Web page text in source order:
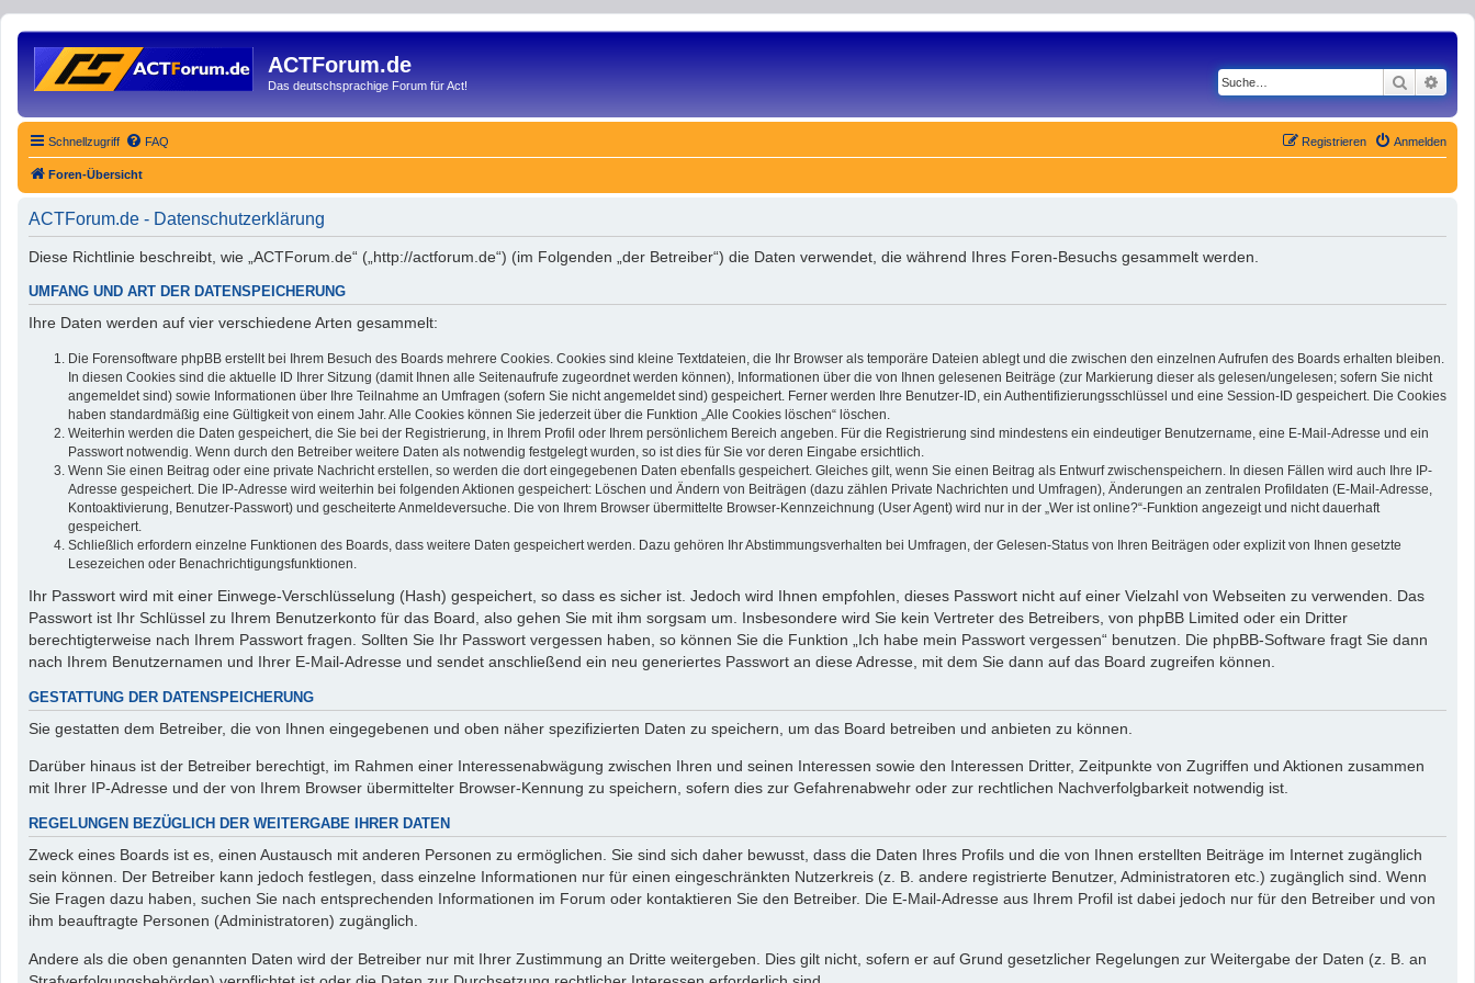
ACTForum.de
Das deutschsprachige Forum für Act! Suche
Schnellzugriff FAQ Anmelden
Registrieren
Foren-Übersicht
ACTForum.de - Datenschutzerklärung
Diese Richtlinie beschreibt, wie „ACTForum.de“ („http://actforum.de“) (im Folgenden „der Betreiber“) die Daten verwendet, die während Ihres Foren-Besuchs gesammelt werden.
UMFANG UND ART DER DATENSPEICHERUNG
Ihre Daten werden auf vier verschiedene Arten gesammelt:
Die Forensoftware phpBB erstellt bei Ihrem Besuch des Boards mehrere Cookies. Cookies sind kleine Textdateien, die Ihr Browser als temporäre Dateien ablegt und die zwischen den einzelnen Aufrufen des Boards erhalten bleiben.
In diesen Cookies sind die aktuelle ID Ihrer Sitzung (damit Ihnen alle Seitenaufrufe zugeordnet werden können), Informationen über die von Ihnen gelesenen Beiträge (zur Markierung dieser als gelesen/ungelesen; sofern Sie nicht
angemeldet sind) sowie Informationen über Ihre Teilnahme an Umfragen (sofern Sie nicht angemeldet sind) gespeichert. Ferner werden Ihre Benutzer-ID, ein Authentifizierungsschlüssel und eine Session-ID gespeichert. Die Cookies
haben standardmäßig eine Gültigkeit von einem Jahr. Alle Cookies können Sie jederzeit über die Funktion „Alle Cookies löschen“ löschen.
Weiterhin werden die Daten gespeichert, die Sie bei der Registrierung, in Ihrem Profil oder Ihrem persönlichem Bereich angeben. Für die Registrierung sind mindestens ein eindeutiger Benutzername, eine E-Mail-Adresse und ein
Passwort notwendig. Wenn durch den Betreiber weitere Daten als notwendig festgelegt wurden, so ist dies für Sie vor deren Eingabe ersichtlich.
Wenn Sie einen Beitrag oder eine private Nachricht erstellen, so werden die dort eingegebenen Daten ebenfalls gespeichert. Gleiches gilt, wenn Sie einen Beitrag als Entwurf zwischenspeichern. In diesen Fällen wird auch Ihre IP-
Adresse gespeichert. Die IP-Adresse wird weiterhin bei folgenden Aktionen gespeichert: Löschen und Ändern von Beiträgen (dazu zählen Private Nachrichten und Umfragen), Änderungen an zentralen Profildaten (E-Mail-Adresse,
Kontoaktivierung, Benutzer-Passwort) und gescheiterte Anmeldeversuche. Die von Ihrem Browser übermittelte Browser-Kennzeichnung (User Agent) wird nur in der „Wer ist online?“-Funktion angezeigt und nicht dauerhaft
gespeichert.
Schließlich erfordern einzelne Funktionen des Boards, dass weitere Daten gespeichert werden. Dazu gehören Ihr Abstimmungsverhalten bei Umfragen, der Gelesen-Status von Ihren Beiträgen oder explizit von Ihnen gesetzte
Lesezeichen oder Benachrichtigungsfunktionen.
Ihr Passwort wird mit einer Einwege-Verschlüsselung (Hash) gespeichert, so dass es sicher ist. Jedoch wird Ihnen empfohlen, dieses Passwort nicht auf einer Vielzahl von Webseiten zu verwenden. Das
Passwort ist Ihr Schlüssel zu Ihrem Benutzerkonto für das Board, also gehen Sie mit ihm sorgsam um. Insbesondere wird Sie kein Vertreter des Betreibers, von phpBB Limited oder ein Dritter
berechtigterweise nach Ihrem Passwort fragen. Sollten Sie Ihr Passwort vergessen haben, so können Sie die Funktion „Ich habe mein Passwort vergessen“ benutzen. Die phpBB-Software fragt Sie dann
nach Ihrem Benutzernamen und Ihrer E-Mail-Adresse und sendet anschließend ein neu generiertes Passwort an diese Adresse, mit dem Sie dann auf das Board zugreifen können.
GESTATTUNG DER DATENSPEICHERUNG
Sie gestatten dem Betreiber, die von Ihnen eingegebenen und oben näher spezifizierten Daten zu speichern, um das Board betreiben und anbieten zu können.
Darüber hinaus ist der Betreiber berechtigt, im Rahmen einer Interessenabwägung zwischen Ihren und seinen Interessen sowie den Interessen Dritter, Zeitpunkte von Zugriffen und Aktionen zusammen
mit Ihrer IP-Adresse und der von Ihrem Browser übermittelter Browser-Kennung zu speichern, sofern dies zur Gefahrenabwehr oder zur rechtlichen Nachverfolgbarkeit notwendig ist.
REGELUNGEN BEZÜGLICH DER WEITERGABE IHRER DATEN
Zweck eines Boards ist es, einen Austausch mit anderen Personen zu ermöglichen. Sie sind sich daher bewusst, dass die Daten Ihres Profils und die von Ihnen erstellten Beiträge im Internet zugänglich
sein können. Der Betreiber kann jedoch festlegen, dass einzelne Informationen nur für einen eingeschränkten Nutzerkreis (z. B. andere registrierte Benutzer, Administratoren etc.) zugänglich sind. Wenn
Sie Fragen dazu haben, suchen Sie nach entsprechenden Informationen im Forum oder kontaktieren Sie den Betreiber. Die E-Mail-Adresse aus Ihrem Profil ist dabei jedoch nur für den Betreiber und von
ihm beauftragte Personen (Administratoren) zugänglich.
Andere als die oben genannten Daten wird der Betreiber nur mit Ihrer Zustimmung an Dritte weitergeben. Dies gilt nicht, sofern er auf Grund gesetzlicher Regelungen zur Weitergabe der Daten (z. B. an